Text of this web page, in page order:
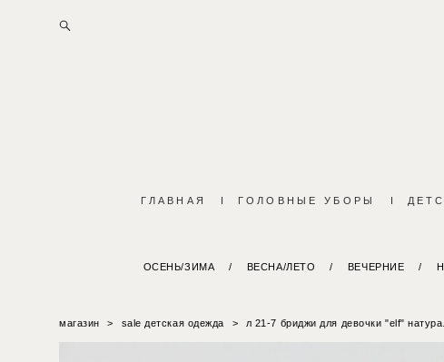
ГЛАВНАЯ I ГОЛОВНЫЕ УБОРЫ I
ОСЕНЬ/ЗИМА / ВЕСНА/ЛЕТО / ВЕЧЕРНИЕ /
магазин > sale детская одежда > л 21-7 бриджи для девочки "elf"